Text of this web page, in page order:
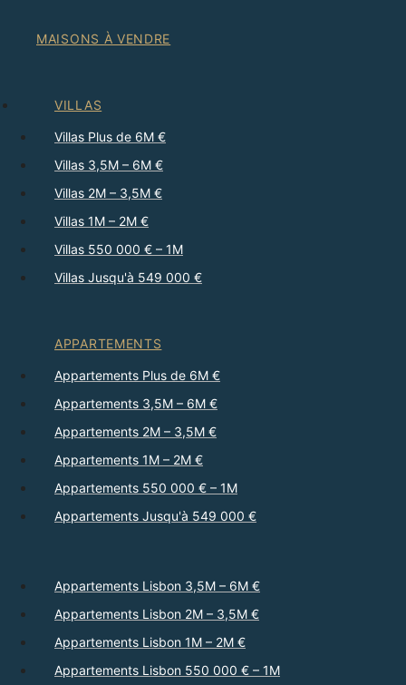
MAISONS À VENDRE
VILLAS
Villas Plus de 6M €
Villas 3,5M – 6M €
Villas 2M – 3,5M €
Villas 1M – 2M €
Villas 550 000 € – 1M
Villas Jusqu'à 549 000 €
APPARTEMENTS
Appartements Plus de 6M €
Appartements 3,5M – 6M €
Appartements 2M – 3,5M €
Appartements 1M – 2M €
Appartements 550 000 € – 1M
Appartements Jusqu'à 549 000 €
Appartements Lisbon 3,5M – 6M €
Appartements Lisbon 2M – 3,5M €
Appartements Lisbon 1M – 2M €
Appartements Lisbon 550 000 € – 1M